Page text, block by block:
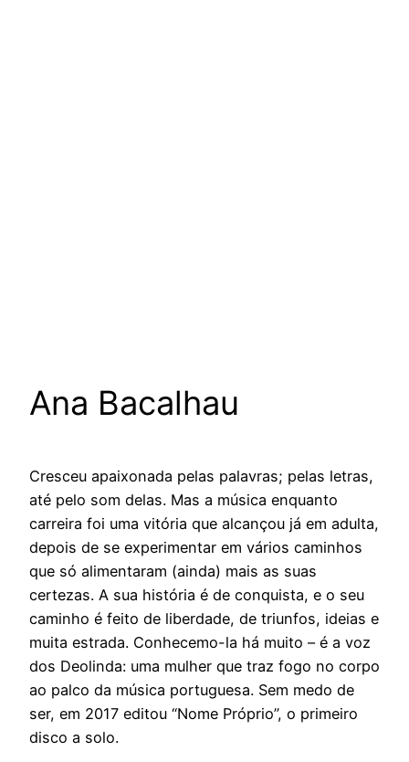
Ana Bacalhau
Cresceu apaixonada pelas palavras; pelas letras,
até pelo som delas. Mas a música enquanto
carreira foi uma vitória que alcançou já em adulta,
depois de se experimentar em vários caminhos
que só alimentaram (ainda) mais as suas
certezas. A sua história é de conquista, e o seu
caminho é feito de liberdade, de triunfos, ideias e
muita estrada. Conhecemo-la há muito – é a voz
dos Deolinda: uma mulher que traz fogo no corpo
ao palco da música portuguesa. Sem medo de
ser, em 2017 editou “Nome Próprio”, o primeiro
disco a solo.